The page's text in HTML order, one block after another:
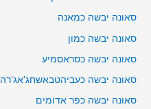
סאונה יבשה כמאנה
סאונה יבשה כמון
סאונה יבשה כסראסמיע
סאונה יבשה כעביהטבאשחג'אג'רה
סאונה יבשה כפר אדומים